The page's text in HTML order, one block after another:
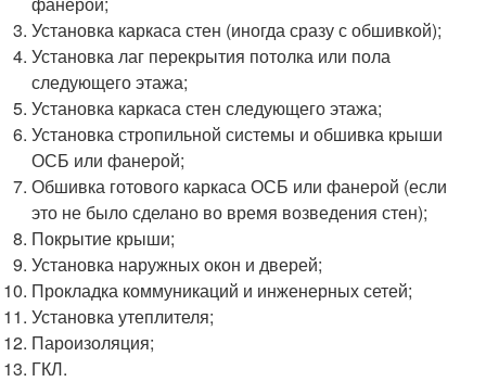
Установка каркаса стен (иногда сразу с обшивкой);
Установка лаг перекрытия потолка или пола
следующего этажа;
Установка каркаса стен следующего этажа;
Установка стропильной системы и обшивка крыши
ОСБ или фанерой;
Обшивка готового каркаса ОСБ или фанерой (если
это не было сделано во время возведения стен);
Покрытие крыши;
Установка наружных окон и дверей;
Прокладка коммуникаций и инженерных сетей;
Установка утеплителя;
Пароизоляция;
ГКЛ.